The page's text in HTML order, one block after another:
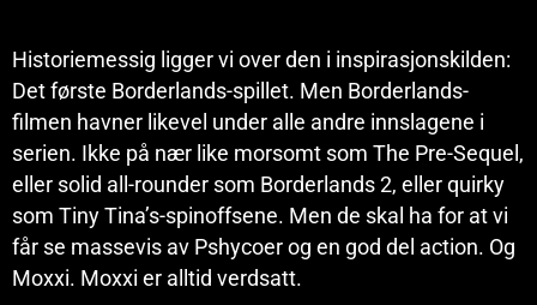
Historiemessig ligger vi over den i inspirasjonskilden:
Det første Borderlands-spillet. Men Borderlands-
filmen havner likevel under alle andre innslagene i
serien. Ikke på nær like morsomt som The Pre-Sequel,
eller solid all-rounder som Borderlands 2, eller quirky
som Tiny Tina’s-spinoffsene. Men de skal ha for at vi
får se massevis av Pshycoer og en god del action. Og
Moxxi. Moxxi er alltid verdsatt.